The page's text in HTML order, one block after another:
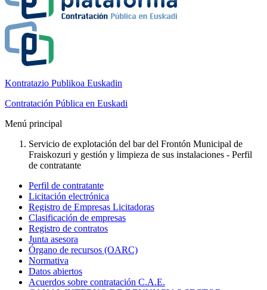
Kontratazio Publikoa Euskadin
Contratación Pública en Euskadi
Menú principal
Servicio de explotación del bar del Frontón Municipal de
Fraiskozuri y gestión y limpieza de sus instalaciones - Perfil
de contratante
Perfil de contratante
Licitación electrónica
Registro de Empresas Licitadoras
Clasificación de empresas
Registro de contratos
Junta asesora
Órgano de recursos (OARC)
Normativa
Datos abiertos
Acuerdos sobre contratación C.A.E.